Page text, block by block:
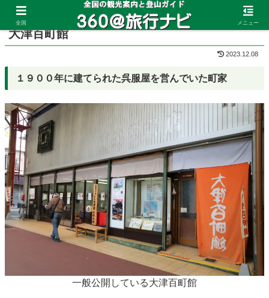
ホーム 滋賀県 大津
大津百町館
2023.12.08
１９００年に建てられた呉服屋を営んでいた町家
一般公開している大津百町館
全国 メニュー